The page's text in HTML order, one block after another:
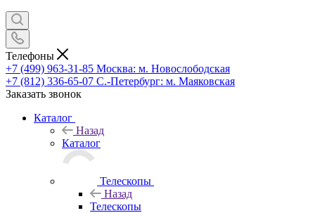
Телефоны
+7 (499) 963-31-85 Москва: м. Новослободская
+7 (812) 336-65-07 С.-Петербург: м. Маяковская
Заказать звонок
Каталог
Назад
Каталог
Телескопы
Назад
Телескопы